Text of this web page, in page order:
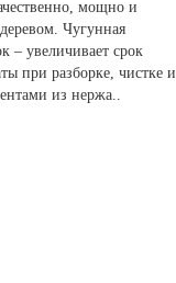
мощно и
Чугунная
– увеличивает срок
при разборке, чистке и
из нержа..